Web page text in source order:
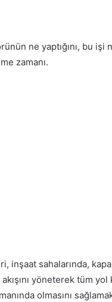
ne yaptığını, bu işi
zamanı.
inşaat sahalarında,
yöneterek tüm
olmasını